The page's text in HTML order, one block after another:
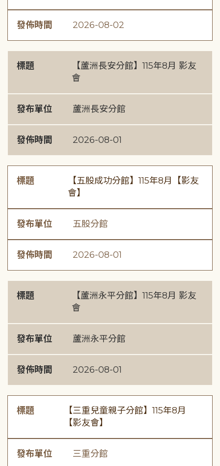
發佈時間 2026-08-02
標題
【蘆洲長安分館】115年8月 影友
會
發布單位 蘆洲長安分館
發佈時間 2026-08-01
標題
【五股成功分館】115年8月【影友
會】
發布單位 五股分館
發佈時間 2026-08-01
標題
【蘆洲永平分館】115年8月 影友
會
發布單位 蘆洲永平分館
發佈時間 2026-08-01
標題
【三重兒童親子分館】115年8月
【影友會】
發布單位 三重分館